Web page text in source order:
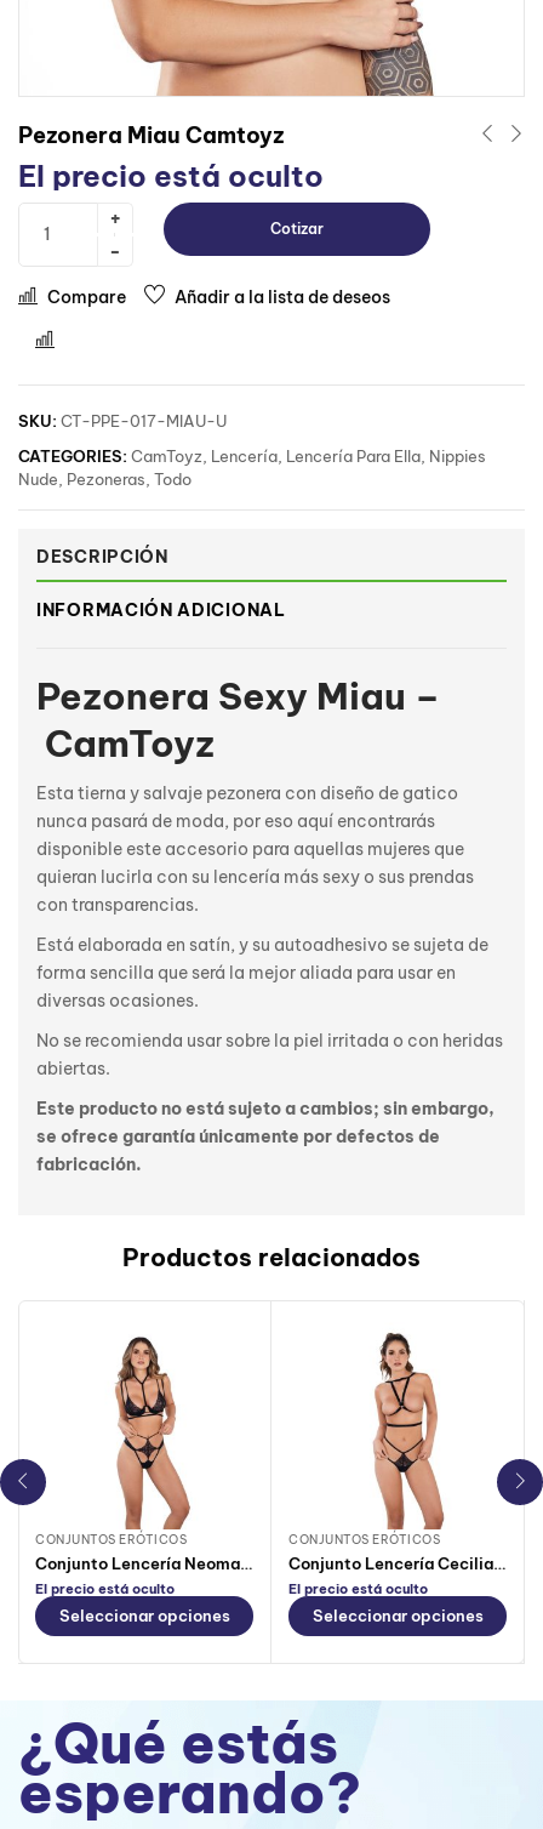
Pezonera Miau Camtoyz
El precio está oculto
Cotizar
Compare Añadir a la lista de deseos
SKU: CT-PPE-017-MIAU-U
CATEGORIES: CamToyz Lencería Lencería Para Ella Nippies
Nude Pezoneras Todo
DESCRIPCIÓN
INFORMACIÓN ADICIONAL
Pezonera Sexy Miau –
CamToyz
Esta tierna y salvaje pezonera con diseño de gatico
nunca pasará de moda, por eso aquí encontrarás
disponible este accesorio para aquellas mujeres que
quieran lucirla con su lencería más sexy o sus prendas
con transparencias.
Está elaborada en satín, y su autoadhesivo se sujeta de
forma sencilla que será la mejor aliada para usar en
diversas ocasiones.
No se recomienda usar sobre la piel irritada o con heridas
abiertas.
Este producto no está sujeto a cambios; sin embargo,
se ofrece garantía únicamente por defectos de
fabricación.
Productos relacionados
CONJUNTOS ERÓTICOS
Conjunto Lencería Neoma Lerot
El precio está oculto
Seleccionar opciones
CONJUNTOS ERÓTICOS
Conjunto Lencería Cecilia Lerot
El precio está oculto
Seleccionar opciones
¿Qué estás
esperando?